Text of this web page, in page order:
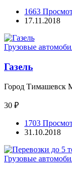
1663
17.11.2018
Грузовые
Газель
Город Тимашевск
30 ₽
1703
31.10.2018
Грузовые